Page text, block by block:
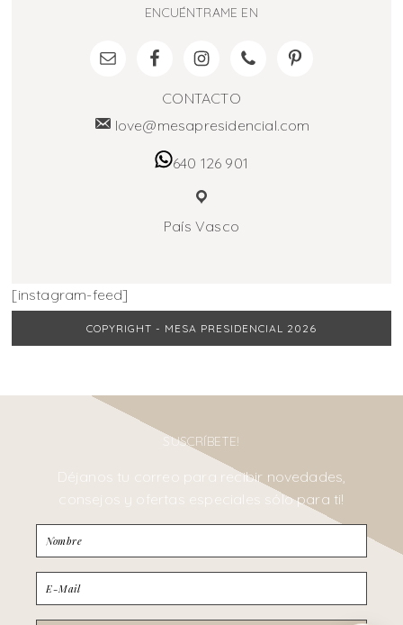
ENCUÉNTRAME EN
CONTACTO
love@mesapresidencial.com
640 126 901
País Vasco
[instagram-feed]
COPYRIGHT - MESA PRESIDENCIAL 2026
SUSCRÍBETE!
Déjanos tu correo para recibir novedades,
consejos y ofertas especiales sólo para ti!